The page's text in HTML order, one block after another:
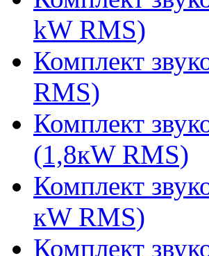
kW RMS)
Комплект
RMS)
Комплект
(1,8кW RMS)
Комплект
кW RMS)
Комплект